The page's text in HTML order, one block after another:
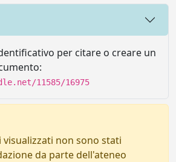
per citare o creare un
11585/16975
non sono stati
da parte dell'ateneo